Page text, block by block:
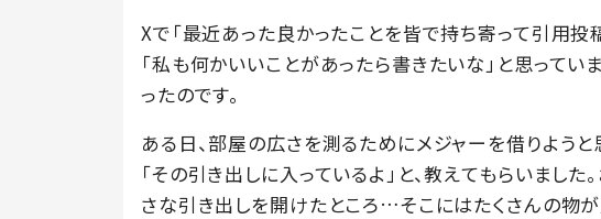
Xで「最近あった良かったことを皆で持ち寄って引用投
「私も何かいいことがあったら書きたいな」と思ってい
ったのです。
ある日、部屋の広さを測るためにメジャーを借りよう
「その引き出しに入っているよ」と、教えてもらいまし
さな引き出しを開けたところ…そこにはたくさんの物が